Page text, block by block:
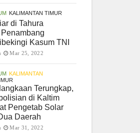
KALIMANTAN TIMUR
di Tahura
Kasum TNI
Mar 25, 2022
KALIMANTAN
Terungkap,
di Kaltim
Pengetab Solar
Daerah
Mar 31, 2022